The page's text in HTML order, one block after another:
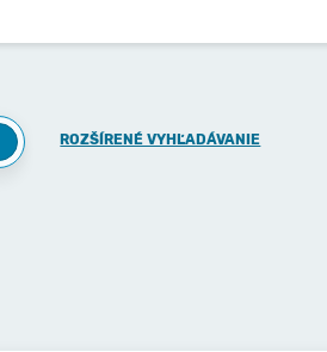
ROZŠÍRENÉ VYHĽADÁVANIE